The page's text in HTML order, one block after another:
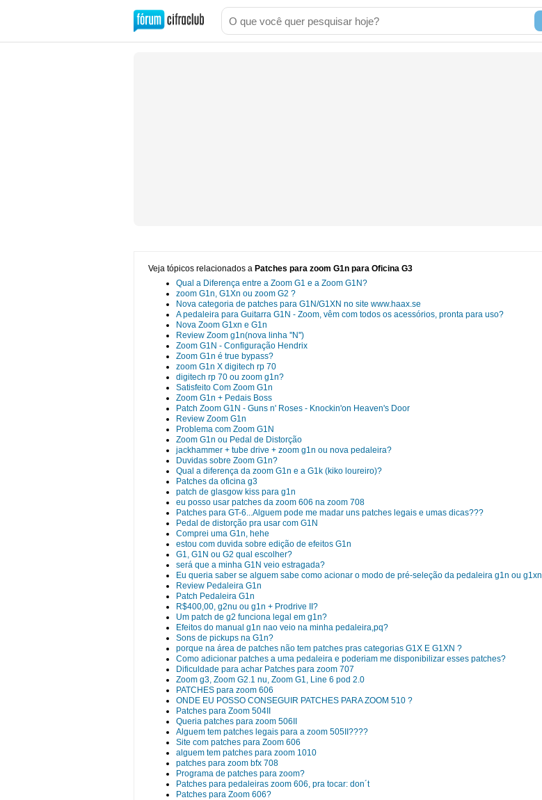
Veja tópicos relacionados a Patches para zoom G1n para Oficina G3
Qual a Diferença entre a Zoom G1 e a Zoom G1N?
zoom G1n, G1Xn ou zoom G2 ?
Nova categoria de patches para G1N/G1XN no site www.haax.se
A pedaleira para Guitarra G1N - Zoom, vêm com todos os acessórios, pronta para uso?
Nova Zoom G1xn e G1n
Review Zoom g1n(nova linha ''N'')
Zoom G1N - Configuração Hendrix
Zoom G1n é true bypass?
zoom G1n X digitech rp 70
digitech rp 70 ou zoom g1n?
Satisfeito Com Zoom G1n
Zoom G1n + Pedais Boss
Patch Zoom G1N - Guns n' Roses - Knockin'on Heaven's Door
Review Zoom G1n
Problema com Zoom G1N
Zoom G1n ou Pedal de Distorção
jackhammer + tube drive + zoom g1n ou nova pedaleira?
Duvidas sobre Zoom G1n?
Qual a diferença da zoom G1n e a G1k (kiko loureiro)?
Patches da oficina g3
patch de glasgow kiss para g1n
eu posso usar patches da zoom 606 na zoom 708
Patches para GT-6...Alguem pode me madar uns patches legais e umas dicas???
Pedal de distorção pra usar com G1N
Comprei uma G1n, hehe
estou com duvida sobre edição de efeitos G1n
G1, G1N ou G2 qual escolher?
será que a minha G1N veio estragada?
Eu queria saber se alguem sabe como acionar o modo de pré-seleção da pedaleira g1n ou g1xn
Review Pedaleira G1n
Patch Pedaleira G1n
R$400,00, g2nu ou g1n + Prodrive II?
Um patch de g2 funciona legal em g1n?
Efeitos do manual g1n nao veio na minha pedaleira,pq?
Sons de pickups na G1n?
porque na área de patches não tem patches pras categorias G1X E G1XN ?
Como adicionar patches a uma pedaleira e poderiam me disponibilizar esses patches?
Dificuldade para achar Patches para zoom 707
Zoom g3, Zoom G2.1 nu, Zoom G1, Line 6 pod 2.0
PATCHES para zoom 606
ONDE EU POSSO CONSEGUIR PATCHES PARA ZOOM 510 ?
Patches para Zoom 504II
Queria patches para zoom 506II
Alguem tem patches legais para a zoom 505II????
Site com patches para Zoom 606
alguem tem patches para zoom 1010
patches para zoom bfx 708
Programa de patches para zoom?
Patches para pedaleiras zoom 606, pra tocar: don´t
Patches para Zoom 606?